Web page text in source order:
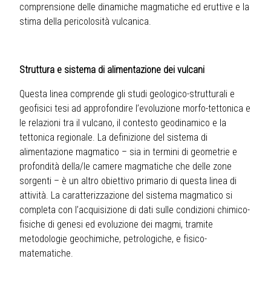
comprensione delle dinamiche magmatiche ed eruttive e la
stima della pericolosità vulcanica.
Struttura e sistema di alimentazione dei vulcani
Questa linea comprende gli studi geologico-strutturali e
geofisici tesi ad approfondire l’evoluzione morfo-tettonica e
le relazioni tra il vulcano, il contesto geodinamico e la
tettonica regionale. La definizione del sistema di
alimentazione magmatico – sia in termini di geometrie e
profondità della/le camere magmatiche che delle zone
sorgenti – è un altro obiettivo primario di questa linea di
attività. La caratterizzazione del sistema magmatico si
completa con l’acquisizione di dati sulle condizioni chimico-
fisiche di genesi ed evoluzione dei magmi, tramite
metodologie geochimiche, petrologiche, e fisico-
matematiche.